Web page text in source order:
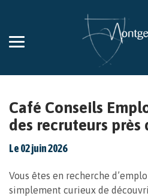
Aller
la
Café Conseils
des recruteurs près
Le02juin2026
Vous êtes en recherche
simplement curieux de